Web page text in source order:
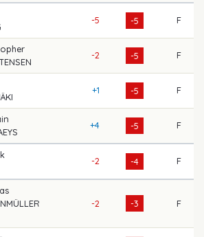
-5 -5 F
-2 -5 F
+1 -5 F
+4 -5 F
-2 -4 F
-2 -3 F